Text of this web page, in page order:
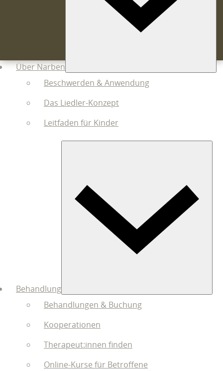
Über Narben
Beschwerden & Anwendung
Das Liedler-Konzept
Leitfaden für Kinder
Behandlung
Behandlungen & Buchung
Kooperationen
Therapeut:innen finden
Online-Kurse für Betroffene